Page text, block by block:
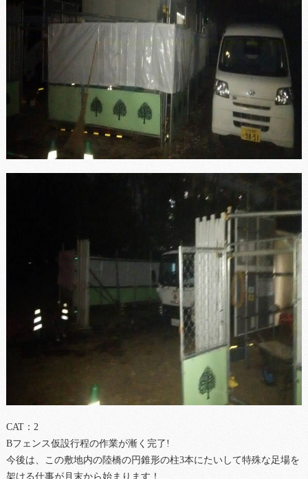
CAT：2
Bフェンス仮設行程の作業が漸く完了!
今後は、この敷地内の陸橋の円錐形の柱3本にたいして特殊な足場を
架ける仕事が月末から始まります！